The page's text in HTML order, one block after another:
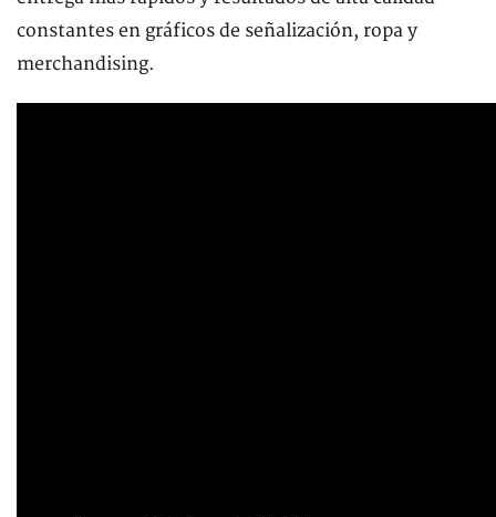
constantes en gráficos de señalización, ropa y
merchandising.